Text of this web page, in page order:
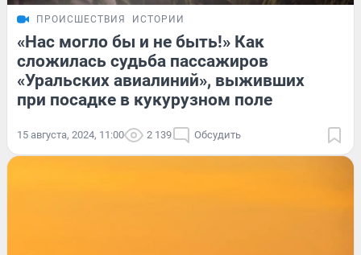
ПРОИСШЕСТВИЯ ИСТОРИИ
«Нас могло бы и не быть!» Как
сложилась судьба пассажиров
«Уральских авиалиний», выживших
при посадке в кукурузном поле
15 августа, 2024, 11:00 2 139 Обсудить